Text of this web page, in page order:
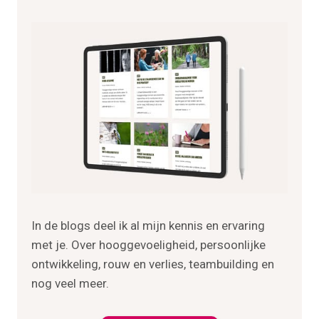
In de blogs deel ik al mijn kennis en ervaring
met je. Over hooggevoeligheid, persoonlijke
ontwikkeling, rouw en verlies, teambuilding en
nog veel meer.